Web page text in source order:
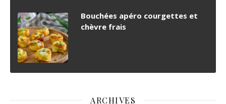
Bouchées apéro courgettes et
chèvre frais
ARCHIVES